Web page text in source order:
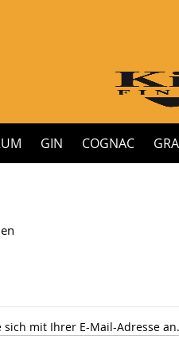
GIN COGNAC
mit Ihrer E-Mail-Adresse an.